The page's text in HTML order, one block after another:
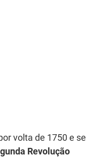
volta de 1750 e se
Revolução